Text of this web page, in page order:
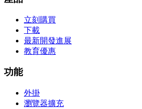
立刻購買
下載
最新開發進展
教育優惠
功能
外掛
瀏覽器擴充